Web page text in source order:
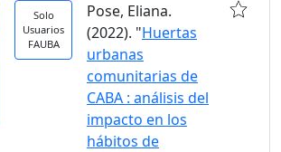
Solo
Usuarios
FAUBA
Pose, Eliana.
(2022). "Huertas
urbanas
comunitarias de
CABA : análisis del
impacto en los
hábitos de